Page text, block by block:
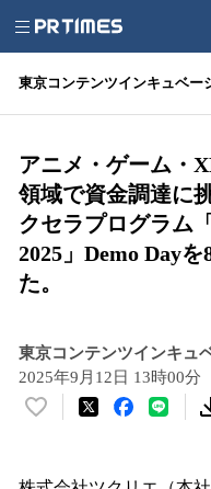
東京コンテンツインキュベー
アニメ・ゲーム・
領域で資金調達に
クセラプログラム
2025」Demo Day
た。
東京コンテンツインキュ
2025年9月12日 13時00分
い